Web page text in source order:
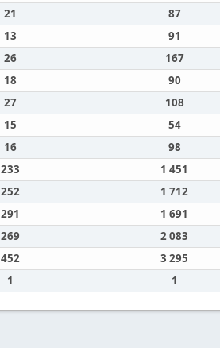
21 87
13 91
26 167
18 90
27 108
15 54
16 98
233 1 451
252 1 712
291 1 691
269 2 083
452 3 295
1 1